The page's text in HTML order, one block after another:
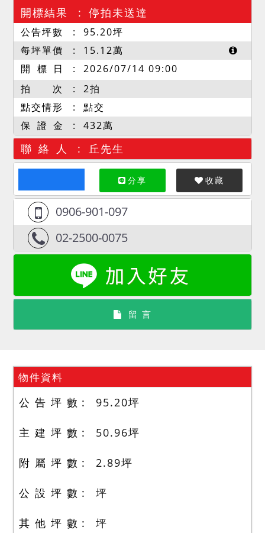
開標結果
停拍未送達
公告坪數 95.20坪
每坪單價
15.12萬
開 標 日
2026/07/14 09:00
拍 次
2拍
點交情形
點交
保 證 金
432萬
聯 絡 人 丘先生
分享 收藏
0906-901-097
02-2500-0075
留 言
物件資料
公 告 坪 數 95.20坪
主 建 坪 數 50.96坪
附 屬 坪 數 2.89坪
公 設 坪 數 坪
其 他 坪 數 坪